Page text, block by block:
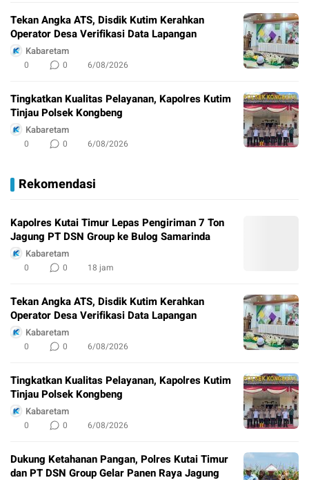
Tekan Angka ATS, Disdik Kutim Kerahkan
Operator Desa Verifikasi Data Lapangan
Kabaretam
0 0 6/08/2026
Tingkatkan Kualitas Pelayanan, Kapolres Kutim
Tinjau Polsek Kongbeng
Kabaretam
0 0 6/08/2026
Rekomendasi
Kapolres Kutai Timur Lepas Pengiriman 7 Ton
Jagung PT DSN Group ke Bulog Samarinda
Kabaretam
0 0 18 jam
Tekan Angka ATS, Disdik Kutim Kerahkan
Operator Desa Verifikasi Data Lapangan
Kabaretam
0 0 6/08/2026
Tingkatkan Kualitas Pelayanan, Kapolres Kutim
Tinjau Polsek Kongbeng
Kabaretam
0 0 6/08/2026
Dukung Ketahanan Pangan, Polres Kutai Timur
dan PT DSN Group Gelar Panen Raya Jagung